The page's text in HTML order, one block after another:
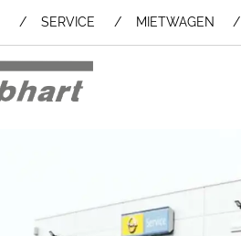
SERVICE MIETWAGEN /